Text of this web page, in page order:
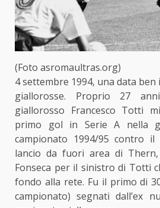
(Foto asromaultras.org)
4 settembre 1994, una data
giallorosse. Proprio 27
giallorosso Francesco Totti
primo gol in Serie A nella
campionato 1994/95 contro il
lancio da fuori area di
Fonseca per il sinistro di Totti
fondo alla rete. Fu il primo di
campionato) segnati dall’ex